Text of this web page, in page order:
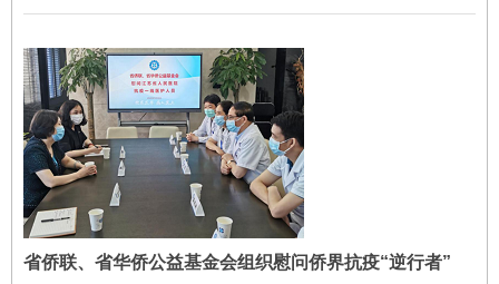
学副校长、逸...
省侨联、省华侨公益基金会组织慰问侨界抗疫“逆行者”